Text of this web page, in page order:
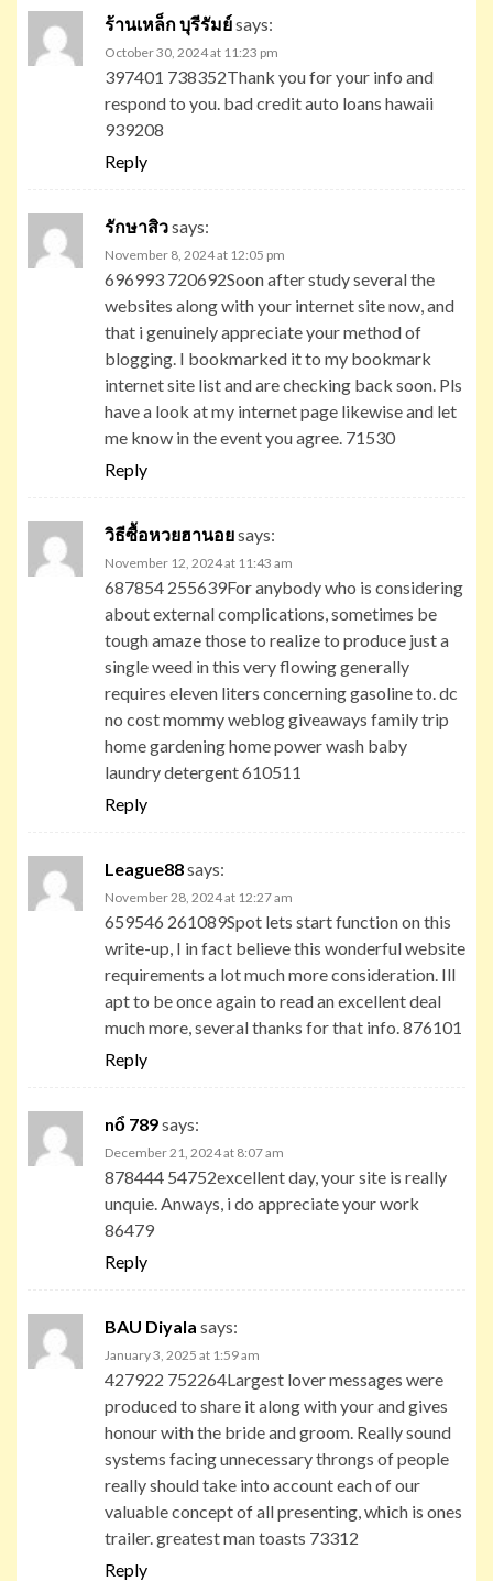
ร้านเหล็ก บุรีรัมย์says:
October 30, 2024 at 11:23 pm
397401 738352Thank you for your info and
respond to you. bad credit auto loans hawaii
939208
Reply
รักษาสิวsays:
November 8, 2024 at 12:05 pm
696993 720692Soon after study several the
websites along with your internet site now, and
that i genuinely appreciate your method of
blogging. I bookmarked it to my bookmark
internet site list and are checking back soon. Pls
have a look at my internet page likewise and let
me know in the event you agree. 71530
Reply
วิธีซื้อหวยฮานอยsays:
November 12, 2024 at 11:43 am
687854 255639For anybody who is considering
about external complications, sometimes be
tough amaze those to realize to produce just a
single weed in this very flowing generally
requires eleven liters concerning gasoline to. dc
no cost mommy weblog giveaways family trip
home gardening home power wash baby
laundry detergent 610511
Reply
League88says:
November 28, 2024 at 12:27 am
659546 261089Spot lets start function on this
write-up, I in fact believe this wonderful website
requirements a lot much more consideration. Ill
apt to be once again to read an excellent deal
much more, several thanks for that info. 876101
Reply
nổ 789says:
December 21, 2024 at 8:07 am
878444 54752excellent day, your site is really
unquie. Anways, i do appreciate your work
86479
Reply
BAU Diyala says:
January 3, 2025 at 1:59 am
427922 752264Largest lover messages were
produced to share it along with your and gives
honour with the bride and groom. Really sound
systems facing unnecessary throngs of people
really should take into account each of our
valuable concept of all presenting, which is ones
trailer. greatest man toasts 73312
Reply